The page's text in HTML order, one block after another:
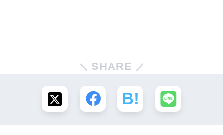
SHARE